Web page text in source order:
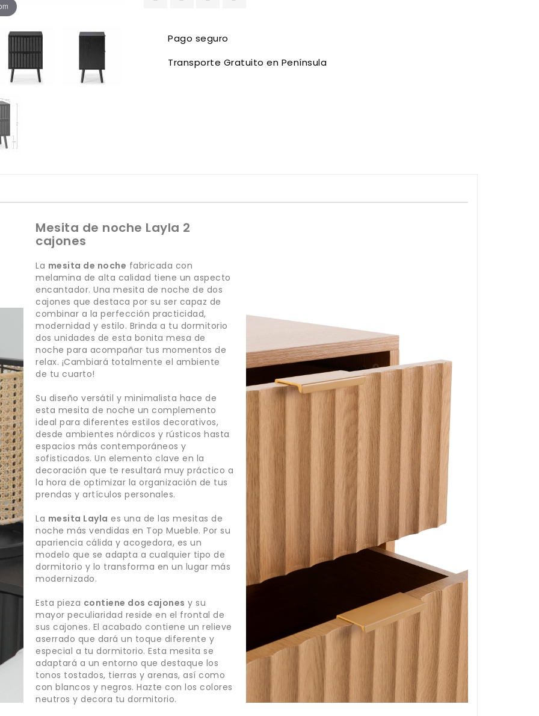
Pago seguro
Transporte Gratuito en Península
Mesita de noche Layla 2
cajones
La mesita de noche fabricada con
melamina de alta calidad tiene un aspecto
encantador. Una mesita de noche de dos
cajones que destaca por su ser capaz de
combinar a la perfección practicidad,
modernidad y estilo. Brinda a tu dormitorio
dos unidades de esta bonita mesa de
noche para acompañar tus momentos de
relax. ¡Cambiará totalmente el ambiente
de tu cuarto!
Su diseño versátil y minimalista hace de
esta mesita de noche un complemento
ideal para diferentes estilos decorativos,
desde ambientes nórdicos y rústicos hasta
espacios más contemporáneos y
sofisticados. Un elemento clave en la
decoración que te resultará muy práctico a
la hora de optimizar la organización de tus
prendas y artículos personales.
La mesita Layla es una de las mesitas de
noche más vendidas en Top Mueble. Por su
apariencia cálida y acogedora, es un
modelo que se adapta a cualquier tipo de
dormitorio y lo transforma en un lugar más
modernizado.
Esta pieza contiene dos cajones y su
mayor peculiaridad reside en el frontal de
sus cajones. El acabado contiene un relieve
aserrado que dará un toque diferente y
especial a tu dormitorio. Esta mesita se
adaptará a un entorno que destaque los
tonos tostados, tierras y arenas, así como
con blancos y negros. Hazte con los colores
neutros y decora tu dormitorio.